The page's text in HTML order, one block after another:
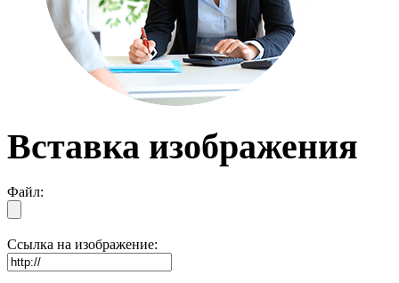
Вставка изображения
Файл:
Ссылка на изображение: